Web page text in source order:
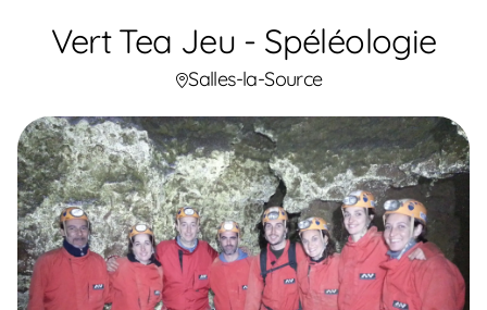
Vert Tea Jeu - Spéléologie
Salles-la-Source